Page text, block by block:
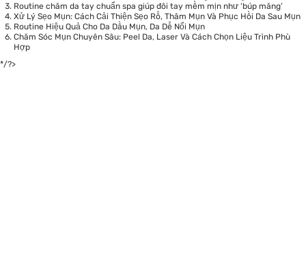
Routine chăm da tay chuẩn spa giúp đôi tay mềm mịn như ‘búp măng’
Xử Lý Sẹo Mụn: Cách Cải Thiện Sẹo Rỗ, Thâm Mụn Và Phục Hồi Da Sau Mụn
Routine Hiệu Quả Cho Da Dầu Mụn, Da Dễ Nổi Mụn
Chăm Sóc Mụn Chuyên Sâu: Peel Da, Laser Và Cách Chọn Liệu Trình Phù
Hợp
*/?>